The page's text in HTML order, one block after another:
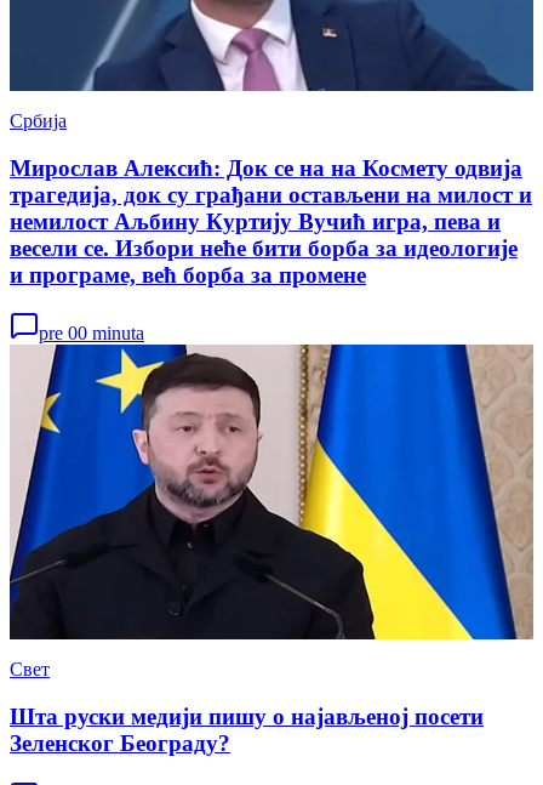
Србија
Мирослав Алексић: Док се на на Космету одвија
трагедија, док су грађани остављени на милост и
немилост Аљбину Куртију Вучић игра, пева и
весели се. Избори неће бити борба за идеологије
и програме, већ борба за промене
pre 00 minuta
Свет
Шта руски медији пишу о најављеној посети
Зеленског Београду?